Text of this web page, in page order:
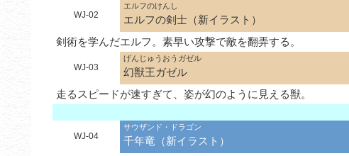
WJ-02
エルフのけんし
エルフの剣士（新イラスト）
剣術を学んだエルフ。素早い攻撃で敵を翻弄する。
WJ-03
げんじゅうおうガゼル
幻獣王ガゼル
走るスピードが速すぎて、姿が幻のように見える獣。
WJ-04
サウザンド・ドラゴン
千年竜（新イラスト）